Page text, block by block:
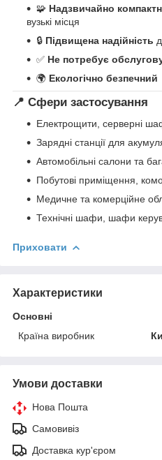
🧩 Надзвичайно
вузькі місця
🔒 Підвищена надійність
✅ Не потребує
🌍 Екологічно безпечний
📍 Сфери застосування
Електрощити, серверні
Зарядні станції для
Автомобільні салони та
Побутові приміщення,
Медичне та комерційне
Технічні шафи, шафи
Приховати
Характеристики
Основні
Країна виробник
Умови доставки
Нова Пошта
Самовивіз
Доставка кур'єром